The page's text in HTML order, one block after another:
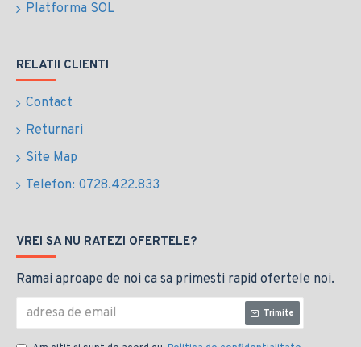
Platforma SOL
RELATII CLIENTI
Contact
Returnari
Site Map
Telefon: 0728.422.833
VREI SA NU RATEZI OFERTELE?
Ramai aproape de noi ca sa primesti rapid ofertele noi.
Trimite